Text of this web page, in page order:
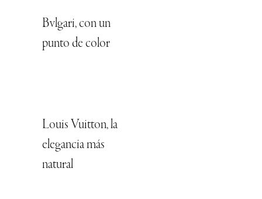
Bvlgari, con un
punto de color
Louis Vuitton, la
elegancia más
natural